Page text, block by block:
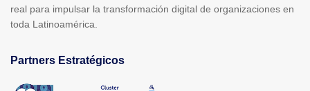
real para impulsar la transformación digital de organizaciones en
toda Latinoamérica.
Partners Estratégicos